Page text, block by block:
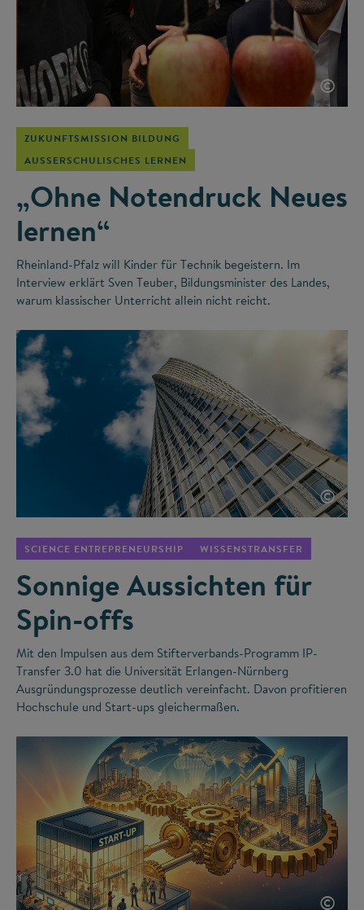
©
ZUKUNFTSMISSION BILDUNG
AUSSERSCHULISCHES LERNEN
„Ohne Notendruck Neues
lernen“
Rheinland-Pfalz will Kinder für Technik begeistern. Im
Interview erklärt Sven Teuber, Bildungsminister des Landes,
warum klassischer Unterricht allein nicht reicht.
©
SCIENCE ENTREPRENEURSHIP WISSENSTRANSFER
Sonnige Aussichten für
Spin-offs
Mit den Impulsen aus dem Stifterverbands-Programm IP-
Transfer 3.0 hat die Universität Erlangen-Nürnberg
Ausgründungsprozesse deutlich vereinfacht. Davon profitieren
Hochschule und Start-ups gleichermaßen.
©